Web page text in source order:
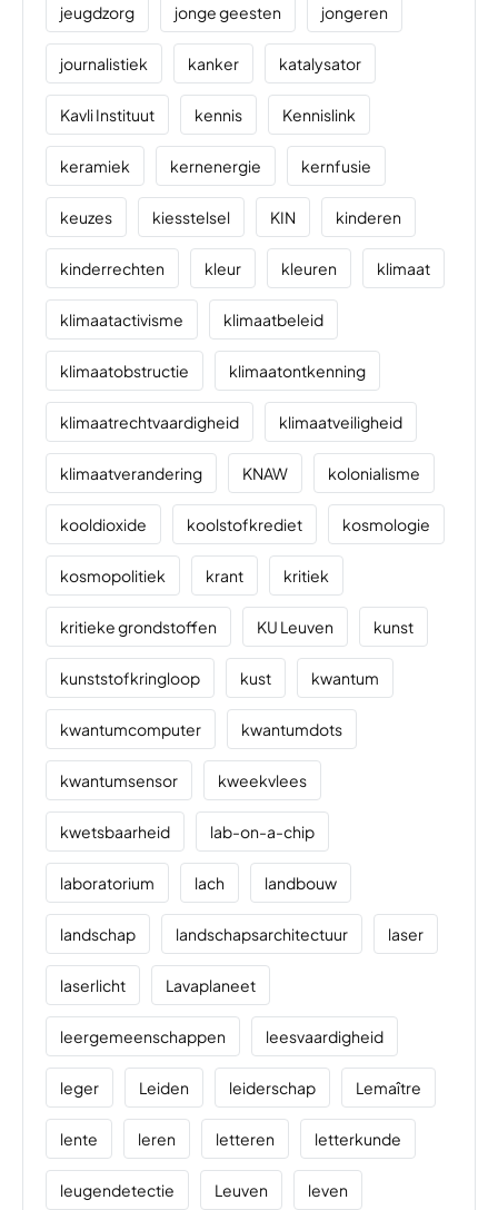
jeugdzorg jonge geesten jongeren
journalistiek kanker katalysator
Kavli Instituut kennis Kennislink
keramiek kernenergie kernfusie
keuzes kiesstelsel KIN kinderen
kinderrechten kleur kleuren klimaat
klimaatactivisme klimaatbeleid
klimaatobstructie klimaatontkenning
klimaatrechtvaardigheid klimaatveiligheid
klimaatverandering KNAW kolonialisme
kooldioxide koolstofkrediet kosmologie
kosmopolitiek krant kritiek
kritieke grondstoffen KU Leuven kunst
kunststofkringloop kust kwantum
kwantumcomputer kwantumdots
kwantumsensor kweekvlees
kwetsbaarheid lab-on-a-chip
laboratorium lach landbouw
landschap landschapsarchitectuur laser
laserlicht Lavaplaneet
leergemeenschappen leesvaardigheid
leger Leiden leiderschap Lemaître
lente leren letteren letterkunde
leugendetectie Leuven leven